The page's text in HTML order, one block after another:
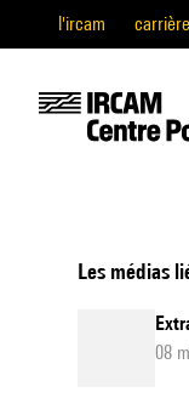
l'ircam
Les médias
08